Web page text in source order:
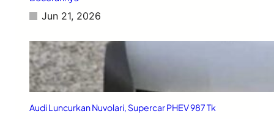
Jun 21, 2026
Audi Luncurkan Nuvolari, Supercar PHEV 987 Tk